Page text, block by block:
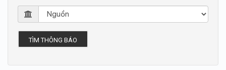
TÌM THÔNG BÁO